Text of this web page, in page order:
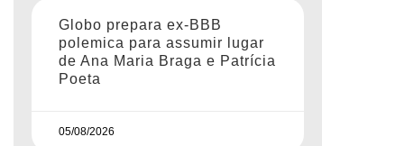
Globo prepara ex-BBB
polemica para assumir lugar
de Ana Maria Braga e Patrícia
Poeta
05/08/2026